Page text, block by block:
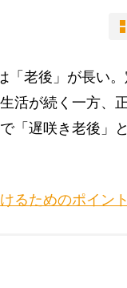
老後」が長い
活が続く一方、
「遅咲き老後」
るためのポイン